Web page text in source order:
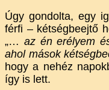
Úgy gondolta, egy
férfi – kétségbeejtő
„… az én erélyem
ahol mások
hogy a nehéz
így is lett.